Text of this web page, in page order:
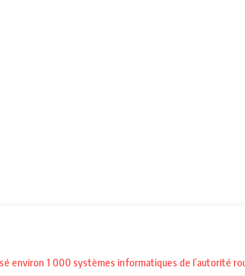
environ 1 000 systèmes informatiques de l’autorité